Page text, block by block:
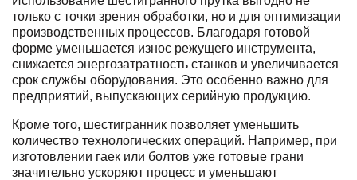
только с точки зрения обработки, но и для оптимизации
производственных процессов. Благодаря готовой
форме уменьшается износ режущего инструмента,
снижается энергозатратность станков и увеличивается
срок службы оборудования. Это особенно важно для
предприятий, выпускающих серийную продукцию.
Кроме того, шестигранник позволяет уменьшить
количество технологических операций. Например, при
изготовлении гаек или болтов уже готовые грани
значительно ускоряют процесс и уменьшают